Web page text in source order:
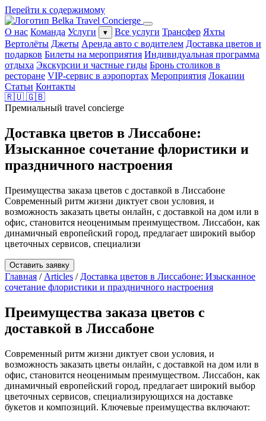
Перейти к содержимому
О нас Команда Услуги ▾ Все услуги Трансфер Яхты
Вертолёты Джеты Аренда авто с водителем Доставка цветов и
подарков Билеты на мероприятия Индивидуальная программа
отдыха Экскурсии и частные гиды Бронь столиков в
ресторане VIP-сервис в аэропортах Мероприятия Локации
Статьи Контакты
🇷🇺 🇬🇧
Премиальный travel concierge
Доставка цветов в Лиссабоне:
Изысканное сочетание флористики и
праздничного настроения
Преимущества заказа цветов с доставкой в Лиссабоне
Современный ритм жизни диктует свои условия, и
возможность заказать цветы онлайн, с доставкой на дом или в
офис, становится неоценимым преимуществом. Лиссабон, как
динамичный европейский город, предлагает широкий выбор
цветочных сервисов, специализи
Оставить заявку
Главная / Articles / Доставка цветов в Лиссабоне: Изысканное
сочетание флористики и праздничного настроения
Преимущества заказа цветов с
доставкой в Лиссабоне
Современный ритм жизни диктует свои условия, и
возможность заказать цветы онлайн, с доставкой на дом или в
офис, становится неоценимым преимуществом. Лиссабон, как
динамичный европейский город, предлагает широкий выбор
цветочных сервисов, специализирующихся на доставке
букетов и композиций. Ключевые преимущества включают: